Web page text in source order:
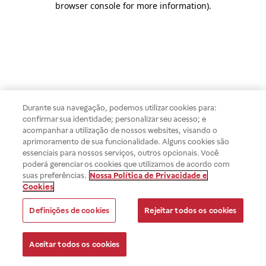
browser console for more information).
Durante sua navegação, podemos utilizar cookies para:
confirmar sua identidade; personalizar seu acesso; e
acompanhar a utilização de nossos websites, visando o
aprimoramento de sua funcionalidade. Alguns cookies são
essenciais para nossos serviços, outros opcionais. Você
poderá gerenciar os cookies que utilizamos de acordo com
suas preferências. Nossa Política de Privacidade e
Cookies
Definições de cookies Rejeitar todos os cookies
Aceitar todos os cookies